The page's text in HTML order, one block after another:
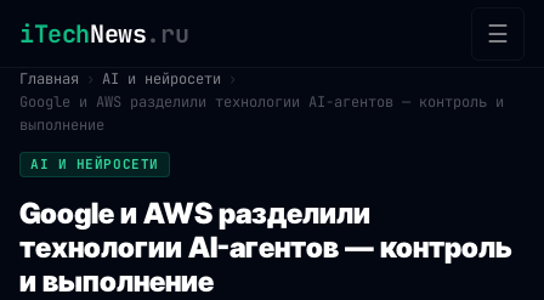
iTechNews.ru ☰
Главная › AI и нейросети
›
Google и AWS разделили технологии AI-агентов — контроль и
выполнение
AI И НЕЙРОСЕТИ
Google и AWS разделили
технологии AI-агентов — контроль
и выполнение